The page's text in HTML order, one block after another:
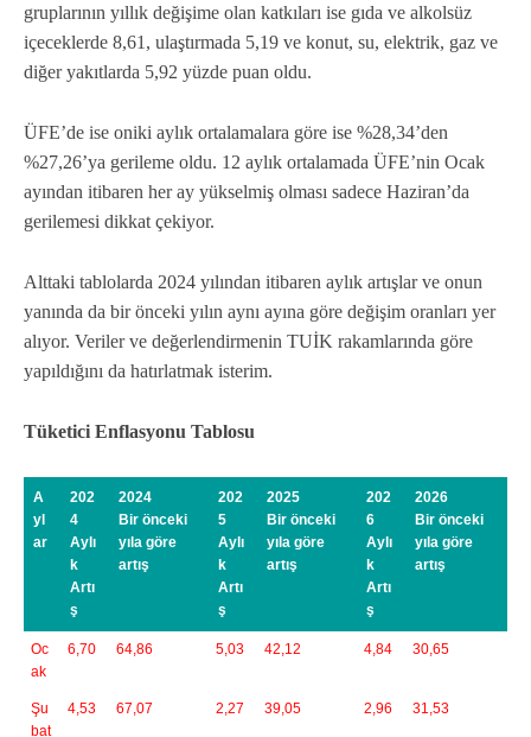
gruplarının yıllık değişime olan katkıları ise gıda ve alkolsüz
içeceklerde 8,61, ulaştırmada 5,19 ve konut, su, elektrik, gaz ve
diğer yakıtlarda 5,92 yüzde puan oldu.
ÜFE’de ise oniki aylık ortalamalara göre ise %28,34’den
%27,26’ya gerileme oldu. 12 aylık ortalamada ÜFE’nin Ocak
ayından itibaren her ay yükselmiş olması sadece Haziran’da
gerilemesi dikkat çekiyor.
Alttaki tablolarda 2024 yılından itibaren aylık artışlar ve onun
yanında da bir önceki yılın aynı ayına göre değişim oranları yer
alıyor. Veriler ve değerlendirmenin TUİK rakamlarında göre
yapıldığını da hatırlatmak isterim.
Tüketici Enflasyonu Tablosu
A
yl
ar
202
4
Aylı
k
Artı
ş
2024
Bir önceki
yıla göre
artış
202
5
Aylı
k
Artı
ş
2025
Bir önceki
yıla göre
artış
202
6
Aylı
k
Artı
ş
2026
Bir önceki
yıla göre
artış
Oc
ak
6,70 64,86 5,03 42,12 4,84 30,65
Şu
bat
4,53 67,07 2,27 39,05 2,96 31,53